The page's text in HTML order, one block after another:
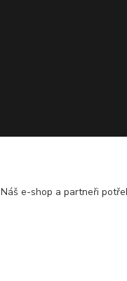
Náš e-shop a partneři